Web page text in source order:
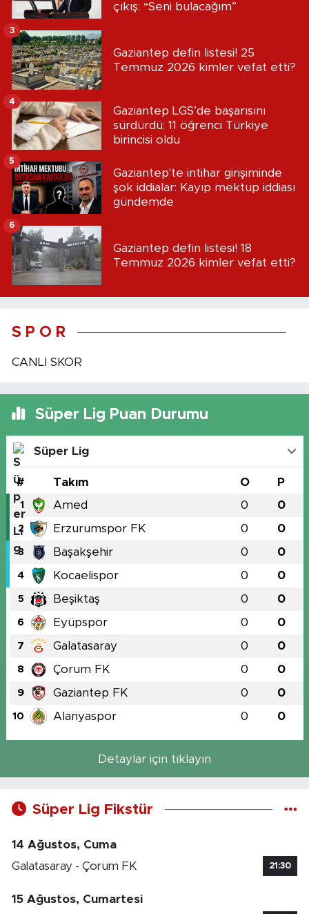
çıkış: “Seni bulacağım”
Gaziantep defin listesi! 25
Temmuz 2026 kimler vefat etti?
3
Gaziantep LGS’de başarısını
sürdürdü: 11 öğrenci Türkiye
birincisi oldu
4
Gaziantep'te intihar girişiminde
şok iddialar: Kayıp mektup iddiası
gündemde
5
Gaziantep defin listesi! 18
Temmuz 2026 kimler vefat etti?
6
S P O R
CANLI SKOR
Süper Lig Puan Durumu
Süper Lig
# Takım O P
1 Amed 0 0
2 Erzurumspor FK 0 0
3 Başakşehir 0 0
4 Kocaelispor 0 0
5 Beşiktaş 0 0
6 Eyüpspor 0 0
7 Galatasaray 0 0
8 Çorum FK 0 0
9 Gaziantep FK 0 0
10 Alanyaspor 0 0
Detaylar için tıklayın
Süper Lig Fikstür
14 Ağustos, Cuma
Galatasaray - Çorum FK
21:30
15 Ağustos, Cumartesi